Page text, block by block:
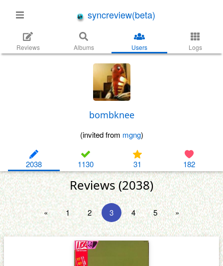
syncreview(beta)
Reviews Albums Users Logs
bombknee
(invited from mgng)
2038 1130 31 182
Reviews (2038)
« 1 2 3 4 5 »